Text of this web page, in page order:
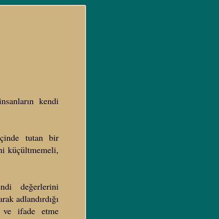
kendi
tutan bir
küçültmemeli,
değerlerini
adlandırdığı
ve ifade etme